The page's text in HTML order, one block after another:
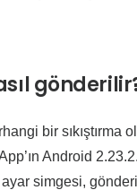
bir
Android
simgesi,